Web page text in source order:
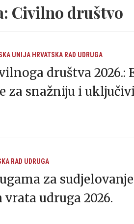
Civilno društvo
UNIJA HRVATSKA RAD UDRUGA
društva 2026.:
za snažniju i
RAD UDRUGA
za
udruga 2026.